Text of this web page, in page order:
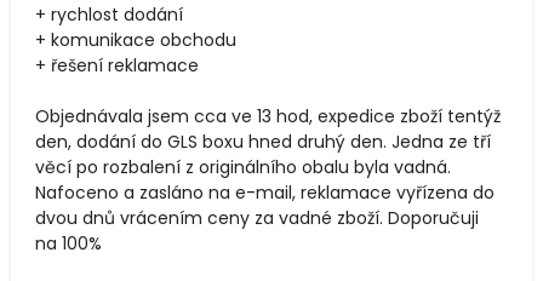
+ rychlost dodání
+ komunikace obchodu
+ řešení reklamace
Objednávala jsem cca ve 13 hod, expedice zboží tentýž
den, dodání do GLS boxu hned druhý den. Jedna ze tří
věcí po rozbalení z originálního obalu byla vadná.
Nafoceno a zasláno na e-mail, reklamace vyřízena do
dvou dnů vrácením ceny za vadné zboží. Doporučuji
na 100%